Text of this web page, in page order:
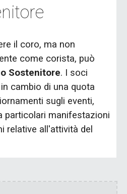
il coro, ma non
come corista, può
Sostenitore. I soci
cambio di una quota
sugli eventi,
particolari manifestazioni
relative all'attività del